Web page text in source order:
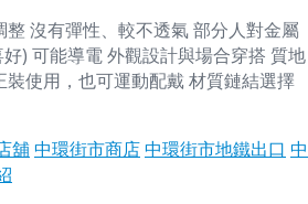
沒有彈性、較不透氣 部分人對金屬
) 可能導電 外觀設計與場合穿搭 質地
使用，也可運動配戴 材質鏈結選擇
舖中環街市商店中環街市地鐵出口 中